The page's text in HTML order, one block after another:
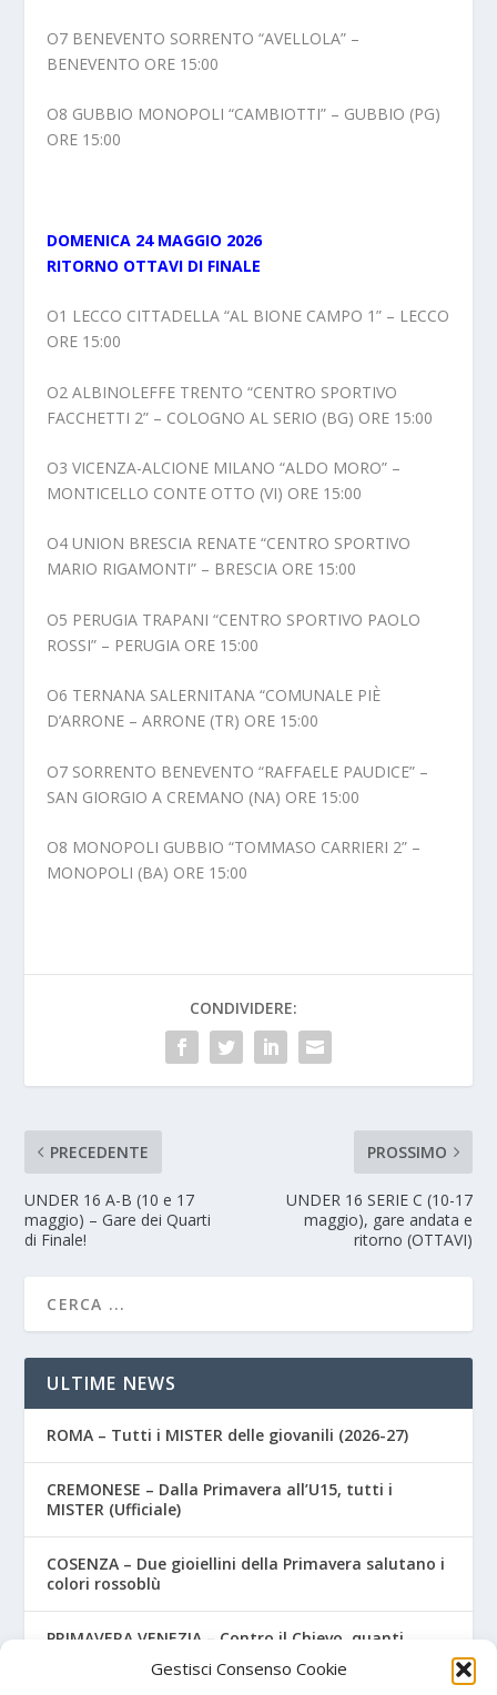
Gestisci Consenso Cookie
O7 BENEVENTO SORRENTO “AVELLOLA” –
BENEVENTO ORE 15:00
O8 GUBBIO MONOPOLI “CAMBIOTTI” – GUBBIO (PG)
ORE 15:00
DOMENICA 24 MAGGIO 2026
RITORNO OTTAVI DI FINALE
O1 LECCO CITTADELLA “AL BIONE CAMPO 1” – LECCO
ORE 15:00
O2 ALBINOLEFFE TRENTO “CENTRO SPORTIVO
FACCHETTI 2” – COLOGNO AL SERIO (BG) ORE 15:00
O3 VICENZA-ALCIONE MILANO “ALDO MORO” –
MONTICELLO CONTE OTTO (VI) ORE 15:00
O4 UNION BRESCIA RENATE “CENTRO SPORTIVO
MARIO RIGAMONTI” – BRESCIA ORE 15:00
O5 PERUGIA TRAPANI “CENTRO SPORTIVO PAOLO
ROSSI” – PERUGIA ORE 15:00
O6 TERNANA SALERNITANA “COMUNALE PIÈ
D’ARRONE – ARRONE (TR) ORE 15:00
O7 SORRENTO BENEVENTO “RAFFAELE PAUDICE” –
SAN GIORGIO A CREMANO (NA) ORE 15:00
O8 MONOPOLI GUBBIO “TOMMASO CARRIERI 2” –
MONOPOLI (BA) ORE 15:00
CONDIVIDERE:
PRECEDENTE
UNDER 16 A-B (10 e 17
maggio) – Gare dei Quarti
di Finale!
PROSSIMO
UNDER 16 SERIE C (10-17
maggio), gare andata e
ritorno (OTTAVI)
ULTIME NEWS
ROMA – Tutti i MISTER delle giovanili (2026-27)
CREMONESE – Dalla Primavera all’U15, tutti i
MISTER (Ufficiale)
COSENZA – Due gioiellini della Primavera salutano i
colori rossoblù
PRIMAVERA VENEZIA – Contro il Chievo, quanti